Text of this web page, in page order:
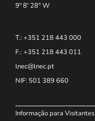
9º 8' 28" W
T.: +351 218 443 000
F.: +351 218 443 011
lnec@lnec.pt
NIF: 501 389 660
Informação para Visitantes